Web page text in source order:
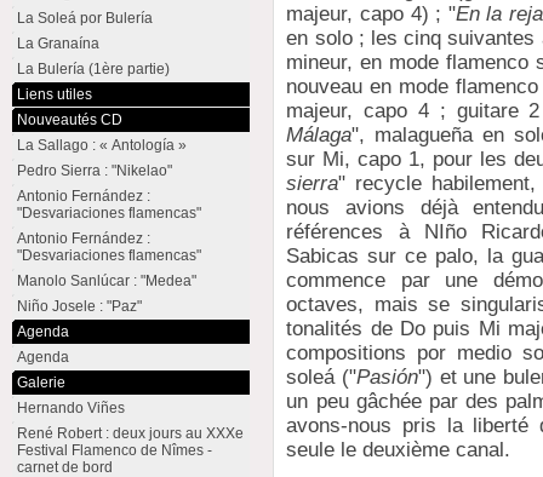
majeur, capo 4) ; "En la reja
en solo ; les cinq
mineur, en mode flamenco
nouveau en mode
majeur, capo 4 ; guitare
Málaga", malagueña en
sur Mi, capo 1, pour les
sierra" recycle
nous avions déjà
références à NIño
Sabicas sur ce palo, la
commence par une
octaves, mais se
tonalités de Do puis Mi
compositions por medio
soleá ("Pasión") et une
un peu gâchée par des
avons-nous pris la liberté
seule le deuxième canal.
La Soleá por Bulería
La Granaína
La Bulería (1ère partie)
Liens utiles
Nouveautés CD
La Sallago : « Antología »
Pedro Sierra : "Nikelao"
Antonio Fernández :
"Desvariaciones flamencas"
Antonio Fernández :
"Desvariaciones flamencas"
Manolo Sanlúcar : "Medea"
Niño Josele : "Paz"
Agenda
Agenda
Galerie
Hernando Viñes
René Robert : deux jours au XXXe
Festival Flamenco de Nîmes -
carnet de bord